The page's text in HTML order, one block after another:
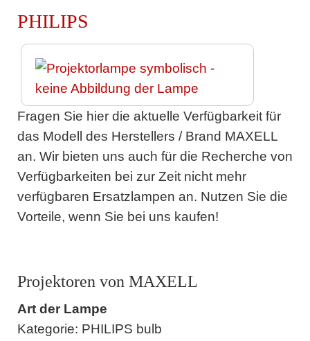
PHILIPS
Fragen Sie hier die aktuelle Verfügbarkeit für
das Modell des Herstellers / Brand MAXELL
an. Wir bieten uns auch für die Recherche von
Verfügbarkeiten bei zur Zeit nicht mehr
verfügbaren Ersatzlampen an. Nutzen Sie die
Vorteile, wenn Sie bei uns kaufen!
Projektoren von MAXELL
Art der Lampe
Kategorie: PHILIPS bulb